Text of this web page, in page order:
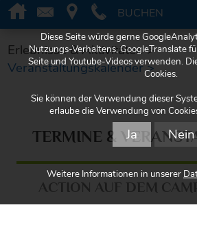
BUCHEN
Erlebnisse & Aktivitäten >
Veranstaltungskalender >
TERMINE &
ACTION AUF DEM
Diese Seite würde gerne
Nutzungs-Verhaltens, GoogleTranslate
Seite und Youtube-Videos verwenden.
Cookies.
Sie können der Verwendung dieser
erlaube die Verwendung von
Ja Nein
Weitere Informationen in unserer